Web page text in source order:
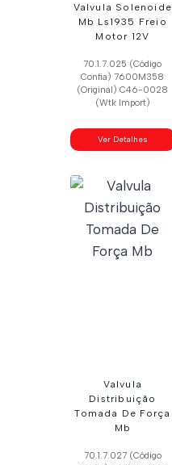
Valvula Solenoide
Mb Ls1935 Freio
Motor 12V
70.1.7.025 (Código
Confia) 7600M358
(Original) C46-0028
(Wtk Import)
Ver Detalhes
Valvula
Distribuição
Tomada De Força
Mb
70.1.7.027 (Código